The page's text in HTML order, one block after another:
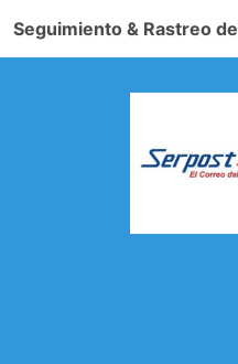
Seguimiento & Rastreo